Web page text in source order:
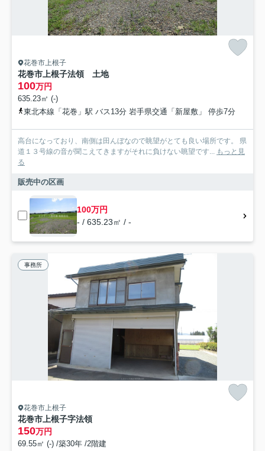
花巻市上根子
花巻市上根子法領 土地
100万円
635.23㎡ (-)
東北本線「花巻」駅 バス13分 岩手県交通「新屋敷」 停歩7分
高台になっており、南側は田んぼなので眺望がとても良い場所です。 県
道１３号線の音が聞こえてきますがそれに負けない眺望です...
もっと見
る
販売中の区画
100万円
- / 635.23㎡ / -
事務所
花巻市上根子
花巻市上根子字法領
150万円
69.55㎡ (-) /築30年 /2階建